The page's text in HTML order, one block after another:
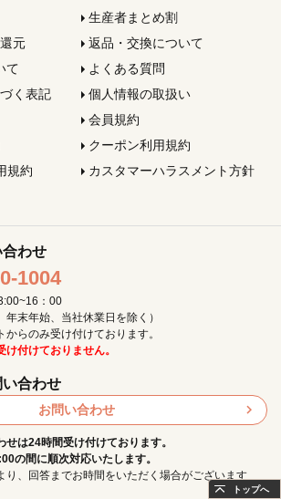
生産者まとめ割
元
返品・交換について
て
よくある質問
く表記
個人情報の取扱い
会員規約
クーポン利用規約
規約
カスタマーハラスメント方針
わせ
1004
：00
年末年始、当社休業日を除く）
らのみ受け付けております。
付けておりません。
合わせ
お問い合わせ
は24時間受け付けております。
の間に順次対応いたします。
、回答までお時間をいただく場合がございます
トップへ